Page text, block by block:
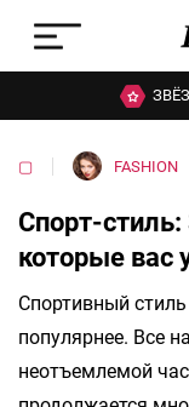
▢ FASHION
Спорт-
которые вас
Спортивный
популярнее. Все
неотъемлемой